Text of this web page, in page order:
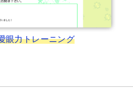
眼力トレーニング